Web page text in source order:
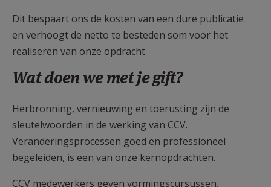
Dit bespaart ons de kosten van een dure publicatie
en verhoogt de netto te besteden som voor het
realiseren van onze opdracht.
Wat doen we met je gift?
Herbronning, vernieuwing en toerusting zijn de
sleutelwoorden in de werking van CCV.
Veranderingsprocessen goed en professioneel
begeleiden, is een van onze kernopdrachten.
CCV medewerkers geven vormingscursussen,